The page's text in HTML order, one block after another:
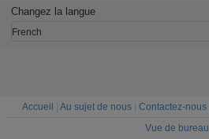
d'emballage de
Parme
Changez la langue
French
Accueil Au sujet de nous Contactez-nous
Vue de bureau